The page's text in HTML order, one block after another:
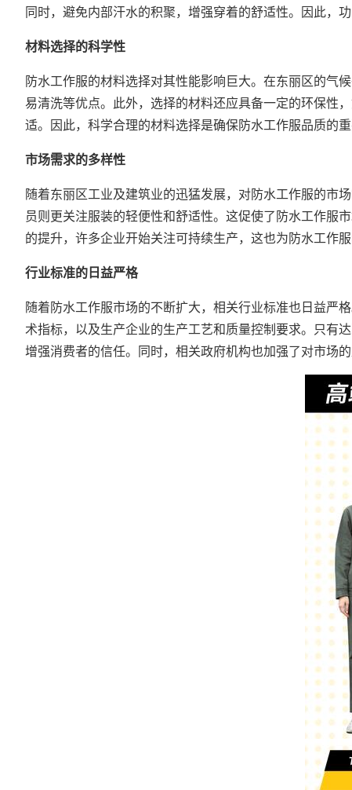
同时，避免内部汗水的积聚，增强穿着的舒适性。因此，
材料选择的科学性
防水工作服的材料选择对其性能影响巨大。在东丽区的气
易清洗等优点。此外，选择的材料还应具备一定的环保性
适。因此，科学合理的材料选择是确保防水工作服品质的重
市场需求的多样性
随着东丽区工业及建筑业的迅猛发展，对防水工作服的市
员则更关注服装的轻便性和舒适性。这促使了防水工作服
的提升，许多企业开始关注可持续生产，这也为防水工作
行业标准的日益严格
随着防水工作服市场的不断扩大，相关行业标准也日益严
术指标，以及生产企业的生产工艺和质量控制要求。只有
增强消费者的信任。同时，相关政府机构也加强了对市场